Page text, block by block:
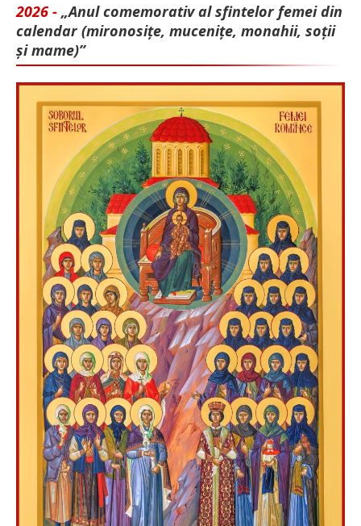
2026 - „Anul comemorativ al sfintelor femei din
calendar (mironosițe, mu­cenițe, monahii, soții
și mame)”